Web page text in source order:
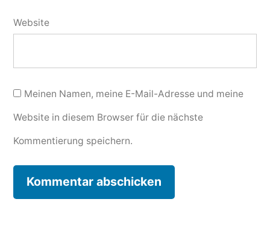
Website
Meinen Namen, meine E-Mail-Adresse und meine
Website in diesem Browser für die nächste
Kommentierung speichern.